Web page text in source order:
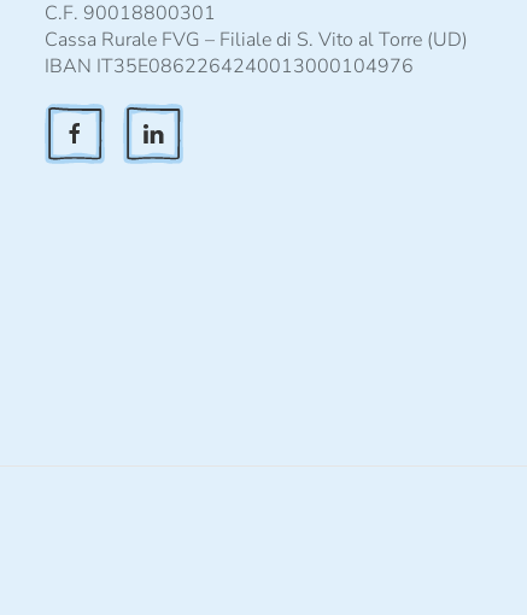
C.F. 90018800301
Cassa Rurale FVG – Filiale di S. Vito al Torre (UD)
IBAN IT35E0862264240013000104976